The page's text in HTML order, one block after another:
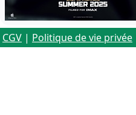
CGV | Politique de vie privée